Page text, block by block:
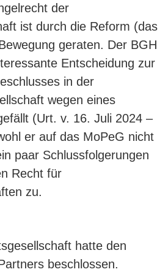
der
ist durch die Reform (das
geraten. Der BGH
Entscheidung zur
in der
wegen eines
(Urt. v. 16. Juli 2024 –
er auf das MoPeG nicht
paar Schlussfolgerungen
Recht für
zu.
hatte den
beschlossen.